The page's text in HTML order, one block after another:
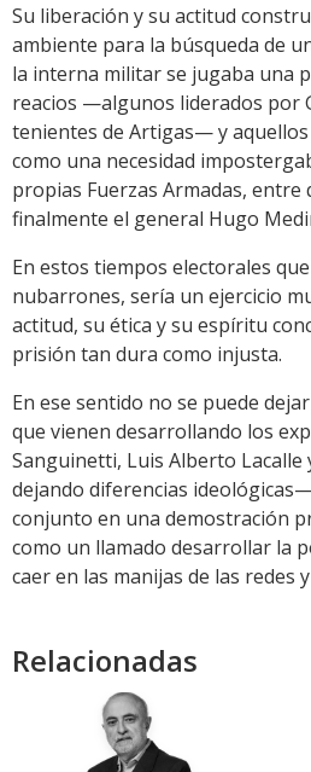
Su liberación y su actitud
ambiente para la búsqueda de
la interna militar se jugaba una
reacios —algunos liderados por
tenientes de Artigas— y aquellos
como una necesidad
propias Fuerzas Armadas, entre
finalmente el general Hugo
En estos tiempos electorales
nubarrones, sería un ejercicio
actitud, su ética y su espíritu
prisión tan dura como injusta.
En ese sentido no se puede
que vienen desarrollando los
Sanguinetti, Luis Alberto Lacalle
dejando diferencias
conjunto en una demostración
como un llamado desarrollar la
caer en las manijas de las redes
Relacionadas